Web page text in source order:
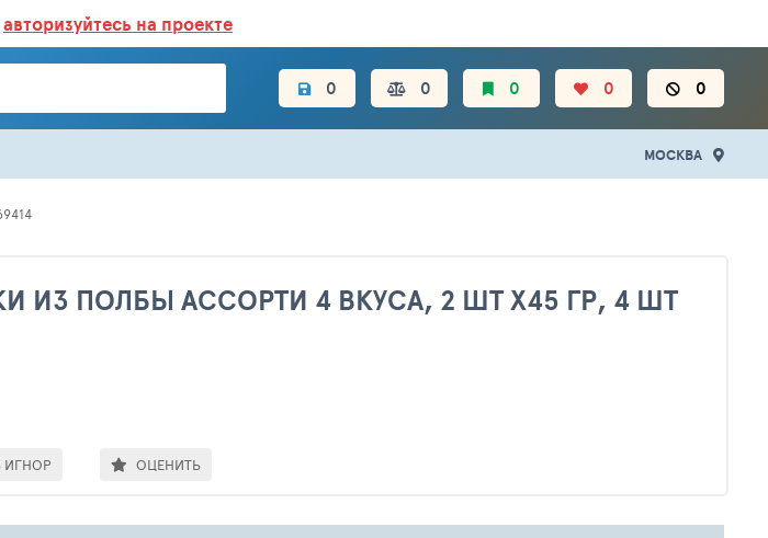
ЕЖЕДНЕВНОЕ ОБНОВЛЕНИЕ ЦЕН.
авторизуйтесь на проекте
0 0 0 0 0
МОСКВА
ИЗ ПОЛБЫ АССОРТИ 4 ВКУСА, 2 ШТ Х45 ГР, 4 ШТ
ИГНОР ОЦЕНИТЬ